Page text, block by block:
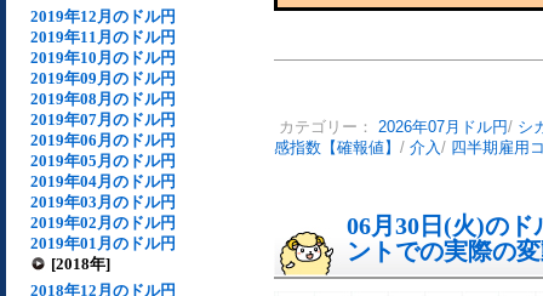
2019年12月のドル円
2019年11月のドル円
2019年10月のドル円
2019年09月のドル円
2019年08月のドル円
2019年07月のドル円
2019年06月のドル円
2019年05月のドル円
2019年04月のドル円
2019年03月のドル円
2019年02月のドル円
2019年01月のドル円
[2018年]
2018年12月のドル円
カテゴリー： 2026年07月ドル円/ シ
感指数【確報値】 / 介入/ 四半期雇用
06月30日(火)の
ントでの実際の